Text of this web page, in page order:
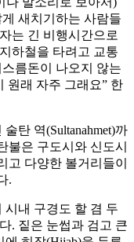
새치기하는 사람들
는 긴 비행시간으로
하철을 타려고 교통
름돈이 나오지 않는
원래 자주 그래요” 한
탄 역(Sultanahmet)까
불은 구도시와 신도시
고 다양한 볼거리들이
.
시내 구경도 할 겸 두
. 짙은 눈썹과 검고 큰